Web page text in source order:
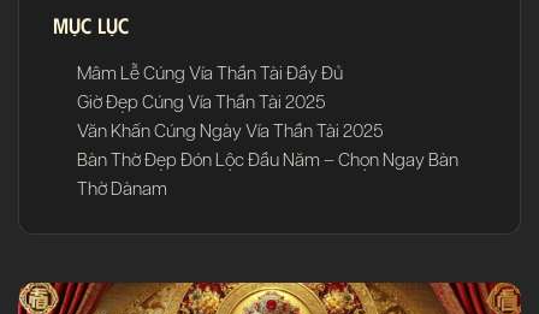
Mục lục
Mâm Lễ Cúng Vía Thần Tài Đầy Đủ
Giờ Đẹp Cúng Vía Thần Tài 2025
Văn Khấn Cúng Ngày Vía Thần Tài 2025
Bàn Thờ Đẹp Đón Lộc Đầu Năm – Chọn Ngay Bàn
Thờ Dànam